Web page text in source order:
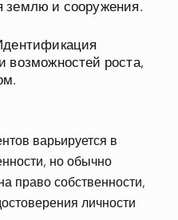
землю и сооружения.
возможностей роста,
варьируется в
но обычно
право собственности,
личности